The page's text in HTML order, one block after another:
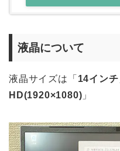
液晶について
液晶サイズは「 14インチ
HD(1920×1080) 」